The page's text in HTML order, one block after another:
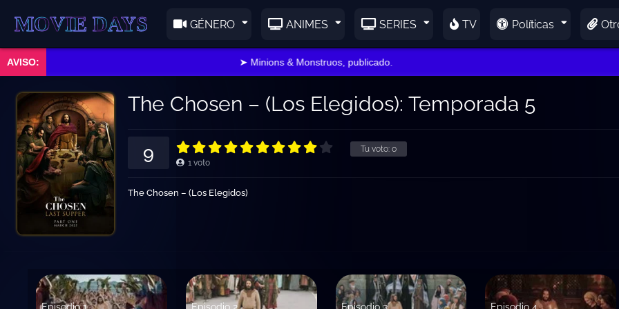
DAYS GÉNERO ANIMES SERIES TV Políticas
➤ Minions & Monstruos, publicado.
The Chosen – (Los Elegidos): Temporada 5
Tu voto: 0
9 1 voto
The Chosen – (Los Elegidos)